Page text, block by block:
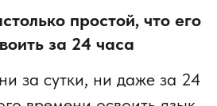
простой, что его
за 24 часа
за сутки, ни даже за 24